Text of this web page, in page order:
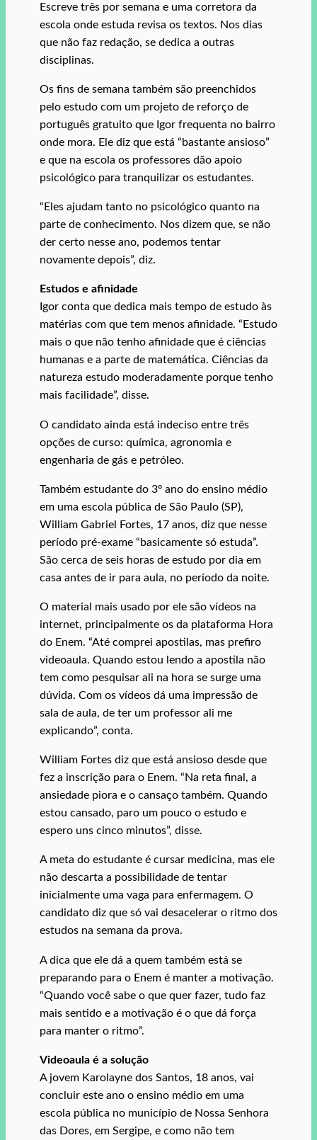
Escreve três por semana e uma corretora da
escola onde estuda revisa os textos. Nos dias
que não faz redação, se dedica a outras
disciplinas.
Os fins de semana também são preenchidos
pelo estudo com um projeto de reforço de
português gratuito que Igor frequenta no bairro
onde mora. Ele diz que está “bastante ansioso”
e que na escola os professores dão apoio
psicológico para tranquilizar os estudantes.
“Eles ajudam tanto no psicológico quanto na
parte de conhecimento. Nos dizem que, se não
der certo nesse ano, podemos tentar
novamente depois”, diz.
Estudos e afinidade
Igor conta que dedica mais tempo de estudo às
matérias com que tem menos afinidade. “Estudo
mais o que não tenho afinidade que é ciências
humanas e a parte de matemática. Ciências da
natureza estudo moderadamente porque tenho
mais facilidade”, disse.
O candidato ainda está indeciso entre três
opções de curso: química, agronomia e
engenharia de gás e petróleo.
Também estudante do 3º ano do ensino médio
em uma escola pública de São Paulo (SP),
William Gabriel Fortes, 17 anos, diz que nesse
período pré-exame “basicamente só estuda”.
São cerca de seis horas de estudo por dia em
casa antes de ir para aula, no período da noite.
O material mais usado por ele são vídeos na
internet, principalmente os da plataforma Hora
do Enem. “Até comprei apostilas, mas prefiro
videoaula. Quando estou lendo a apostila não
tem como pesquisar ali na hora se surge uma
dúvida. Com os vídeos dá uma impressão de
sala de aula, de ter um professor ali me
explicando”, conta.
William Fortes diz que está ansioso desde que
fez a inscrição para o Enem. “Na reta final, a
ansiedade piora e o cansaço também. Quando
estou cansado, paro um pouco o estudo e
espero uns cinco minutos”, disse.
A meta do estudante é cursar medicina, mas ele
não descarta a possibilidade de tentar
inicialmente uma vaga para enfermagem. O
candidato diz que só vai desacelerar o ritmo dos
estudos na semana da prova.
A dica que ele dá a quem também está se
preparando para o Enem é manter a motivação.
“Quando você sabe o que quer fazer, tudo faz
mais sentido e a motivação é o que dá força
para manter o ritmo”.
Videoaula é a solução
A jovem Karolayne dos Santos, 18 anos, vai
concluir este ano o ensino médio em uma
escola pública no município de Nossa Senhora
das Dores, em Sergipe, e como não tem